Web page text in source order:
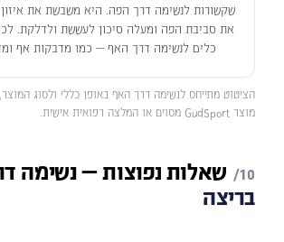
שקשורות לנשימה דרך הפה. היא משבשת את
את סביבת הפה ומעלה סיכון לעששת ולדלקת.
כלים לנשימה דרך האף — כמו מדבקות אף
הציטוט מתייחס לנשימה דרך האף באופן כללי ולסוג
מוצר GudSport מסוים או המלצה רפואית אישית.
שאלותנפוצות—נשימה
בריצה